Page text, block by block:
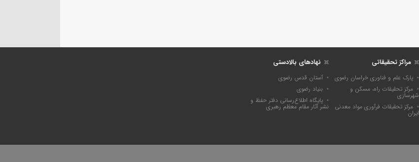
مراکز تحقیقاتی
پارک علم و فناوری خراسان رضوی
مرکز تحقیقات راه، مسکن و
شهرسازی
مرکز تحقیقات فرآوری مواد معدنی
ایران
نهادهای بالادستی
آستان قدس رضوی
بنیاد رضوی
پايگاه اطلاع‌رسانی دفتر حفظ و
نشر آثار مقام معظم رهبری